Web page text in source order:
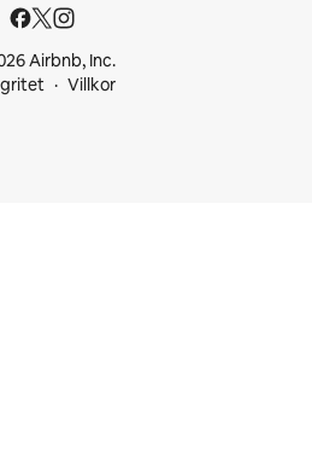
Airbnb, Inc.
Villkor